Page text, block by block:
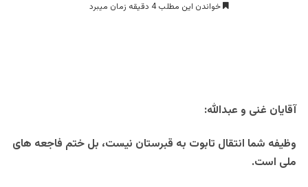
خواندن این مطلب 4 دقیقه زمان میبرد
آقایان غنی و عبدالله:
وظیفه شما انتقال تابوت به قبرستان نیست، بل ختم فاجعه های
ملی است.